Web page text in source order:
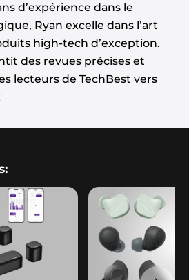
d’expérience dans le
Ryan excelle dans l’art
high-tech d’exception.
des revues précises et
lecteurs de TechBest vers